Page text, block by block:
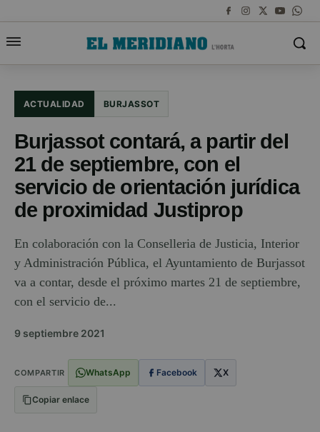
ACTUALIDAD BURJASSOT
Burjassot contará, a partir del
21 de septiembre, con el
servicio de orientación jurídica
de proximidad Justiprop
En colaboración con la Conselleria de Justicia, Interior
y Administración Pública, el Ayuntamiento de Burjassot
va a contar, desde el próximo martes 21 de septiembre,
con el servicio de...
9 septiembre 2021
COMPARTIR WhatsApp Facebook X
Copiar enlace